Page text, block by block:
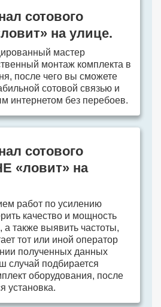
сотового
на улице.
мастер
монтаж комплекта в
после чего вы сможете
сотовой связью и
интернетом без перебоев.
сотового
«ловит» на
работ по усилению
качество и мощность
а также выявить частоты,
тот или иной оператор
полученных данных
случай подбирается
оборудования, после
установка.